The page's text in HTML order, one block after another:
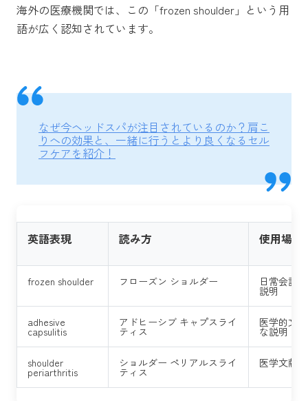
海外の医療機関では、この「frozen shoulder」という用
語が広く認知されています。
なぜ今ヘッドスパが注目されているのか？肩こ
りへの効果と、一緒に行うとより良くなるセル
フケアを紹介！
英語表現 読み方 使用場面
frozen shoulder フローズン ショルダー 日常会話
説明
adhesive
capsulitis
アドヒーシブ キャプスライ
ティス
医学的文
な説明
shoulder
periarthritis
ショルダー ペリアルスライ
ティス
医学文献